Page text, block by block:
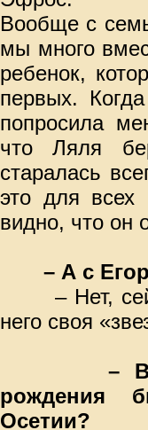
Вообще с
мы много
ребенок,
первых.
попросила
что Ляля
старалась
это для
видно, что он
– А с
– Нет,
него своя
–
рождения
Осетии?